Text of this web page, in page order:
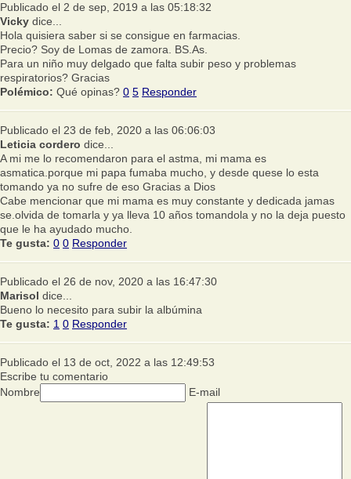
Publicado el 2 de sep, 2019 a las 05:18:32
Vicky dice...
Hola quisiera saber si se consigue en farmacias.
Precio? Soy de Lomas de zamora. BS.As.
Para un niño muy delgado que falta subir peso y problemas
respiratorios? Gracias
Polémico: Qué opinas? 0 5 Responder
Publicado el 23 de feb, 2020 a las 06:06:03
Leticia cordero dice...
A mi me lo recomendaron para el astma, mi mama es
asmatica.porque mi papa fumaba mucho, y desde quese lo esta
tomando ya no sufre de eso Gracias a Dios
Cabe mencionar que mi mama es muy constante y dedicada jamas
se.olvida de tomarla y ya lleva 10 años tomandola y no la deja puesto
que le ha ayudado mucho.
Te gusta: 0 0 Responder
Publicado el 26 de nov, 2020 a las 16:47:30
Marisol dice...
Bueno lo necesito para subir la albúmina
Te gusta: 1 0 Responder
Publicado el 13 de oct, 2022 a las 12:49:53
Escribe tu comentario
Nombre
E-mail